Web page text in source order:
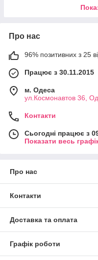
Про нас
96% позитивних з 25
Працює з 30.11.2015
м. Одеса
ул.Космонавтов 36,
Контакти
Сьогодні працює з
Показати весь
Про нас
Контакти
Доставка та оплата
Графік роботи